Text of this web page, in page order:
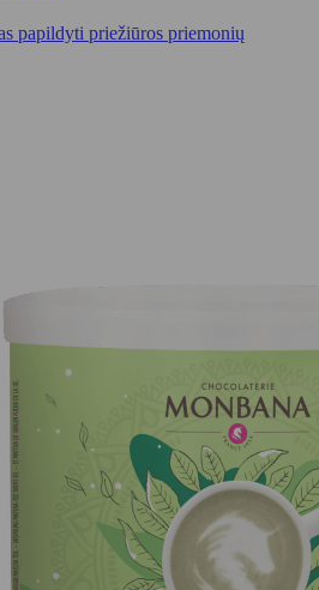
papildyti priežiūros priemonių